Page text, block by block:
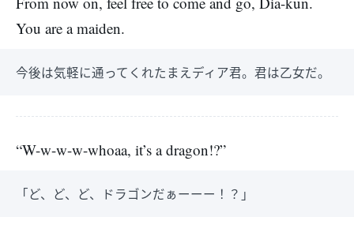
You are a maiden.
今後は気軽に通ってくれたまえディア君。君は乙女だ。
“W-w-w-w-whoaa, it’s a dragon!?”
「ど、ど、ど、ドラゴンだぁーーー！？」